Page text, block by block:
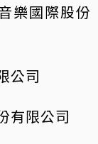
樂國際股份
公司
有限公司